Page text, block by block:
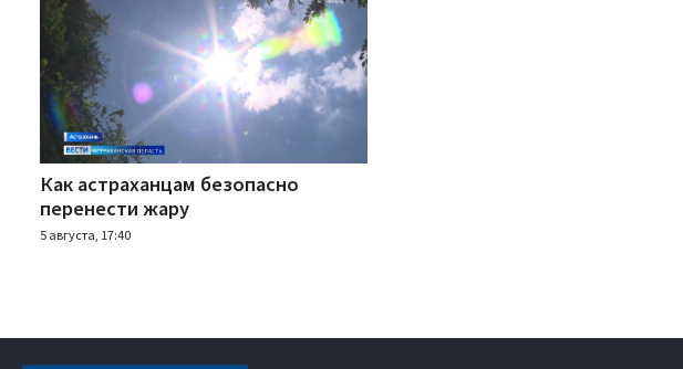
Как астраханцам безопасно
перенести жару
5 августа, 17:40